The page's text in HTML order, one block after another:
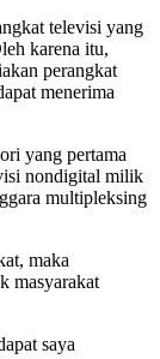
televisi yang
karena itu,
perangkat
menerima
yang pertama
nondigital milik
multipleksing
maka
masyarakat
saya